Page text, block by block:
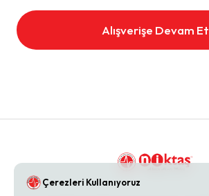
Alışverişe Devam Et
Çerezleri Kullanıyoruz